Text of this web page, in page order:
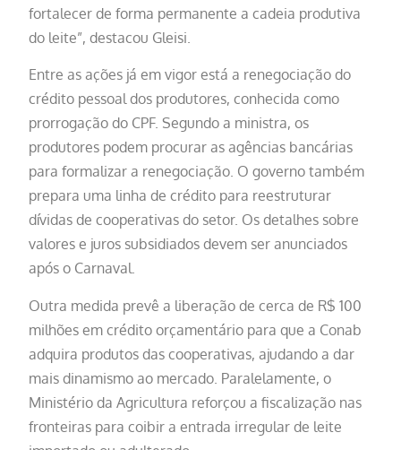
fortalecer de forma permanente a cadeia produtiva
do leite”, destacou Gleisi.
Entre as ações já em vigor está a renegociação do
crédito pessoal dos produtores, conhecida como
prorrogação do CPF. Segundo a ministra, os
produtores podem procurar as agências bancárias
para formalizar a renegociação. O governo também
prepara uma linha de crédito para reestruturar
dívidas de cooperativas do setor. Os detalhes sobre
valores e juros subsidiados devem ser anunciados
após o Carnaval.
Outra medida prevê a liberação de cerca de R$ 100
milhões em crédito orçamentário para que a Conab
adquira produtos das cooperativas, ajudando a dar
mais dinamismo ao mercado. Paralelamente, o
Ministério da Agricultura reforçou a fiscalização nas
fronteiras para coibir a entrada irregular de leite